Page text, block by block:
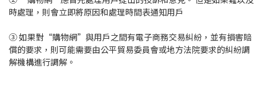
時處理，則會立即將原因和處理時間表通知用戶
③ 如果對“購物網”與用戶之間有電子商務交易糾紛，並有損害賠
償的要求，則可能需要由公平貿易委員會或地方法院要求的糾紛調
解機構進行調解。